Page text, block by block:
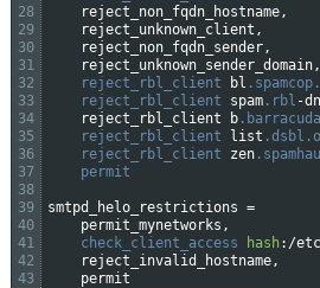
28
29
30
31
32
33
34
35
36
37
38
39
40
41
42
43
reject_non_fqdn_hostname,
reject_unknown_client ,
reject_non_fqdn_sender,
reject_unknown_sender_domain,
reject_rbl_client
bl .spamcop
reject_rbl_client spam.rbl -
reject_rbl
client b
reject_rbl_client list .dsbl
reject_rbl_client zen
permit
smtpd_helo_restrictions =
permit_mynetworks ,
check_client_access
hash : /etc
reject_invalid_hostname,
permit